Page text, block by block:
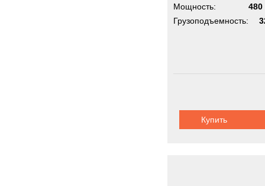
Мощность:
480
Грузоподъемность:
Купить